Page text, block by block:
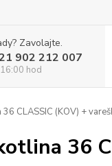
Zavolajte.
902 212 007
hod
CLASSIC (KOV) +
36